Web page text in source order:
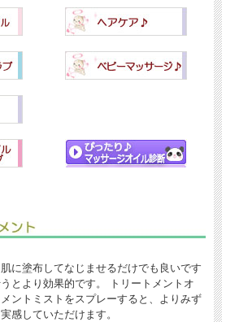
に塗布してなじませるだけでも良いです
とより効果的です。 トリートメントオ
ントミストをスプレーすると、よりみず
感していただけます。